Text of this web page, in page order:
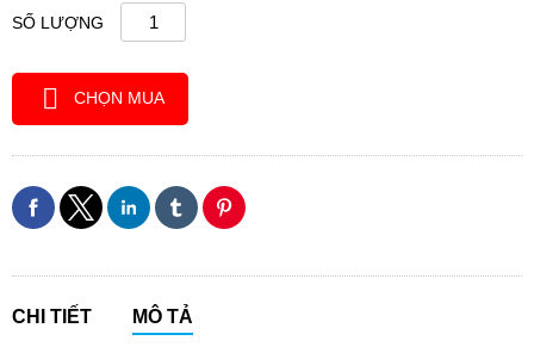
SỐ LƯỢNG
CHỌN MUA
CHI TIẾT MÔ TẢ